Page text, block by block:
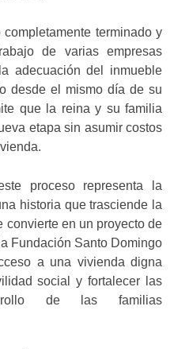
terminado y
de varias empresas
adecuación del inmueble
desde el mismo día de su
que la reina y su familia
etapa sin asumir costos
proceso representa la
historia que trasciende la
convierte en un proyecto de
Fundación Santo Domingo
a una vivienda digna
social y fortalecer las
de las familias